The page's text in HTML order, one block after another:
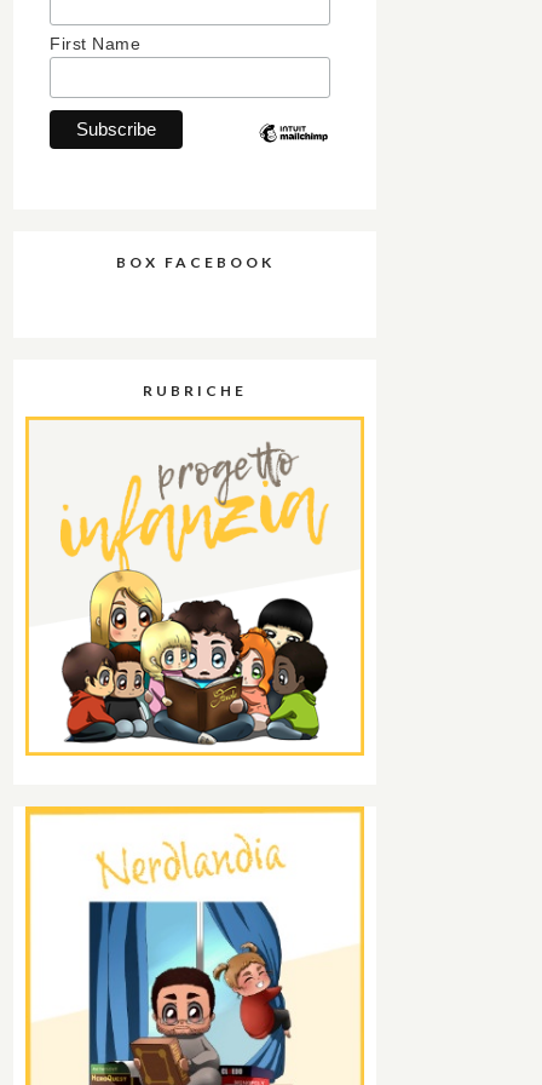
First Name
BOX FACEBOOK
RUBRICHE